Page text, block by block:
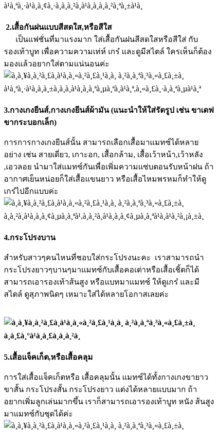
2.เสื้อกันฝนแบบสีสดใส,หรือสีใส
เป็นแฟชั่นที่มาแรงมาก ใส่เสื้อกันฝนสีสดใสหรือสีใส่ กับ
รองเท้าบูท เพื่อความความเท่ห์ เกร๋ และดูมีสไตล์ ใครเห็นก็ต้อง
มองแล้วอยากใส่ตามแน่นอนค่ะ
3.กางเกงยีนส์,กางเกงยีนส์ผ้ามัน (แนะนำให้ใส่รัดรูป เช่น ขาเดฟ
ขากระบอกเล็ก)
การการกางเกงยีนส์นั้น สามารถเลือกเสื้อมาแมทซ์ได้หลาย
อย่าง เช่น สายเดี่ยว, เกาะอก, เสื้อกล้าม, เสื้อเว้าหน้า,เว้าหลัง
,เอวลอย นำมาใส่แมทซ์กันเพื่อเพิ่มความแซ่บตอนรับหน้าฝน ถ้า
อากาศเย็นหน่อยก็ใส่เสื้อแขนยาว หรือเสื้อไหมพรหมก็ทำให้ดู
เกร๋ไปอีกแบบค่ะ
4.กระโปรงบาน
สำหรับสาวๆคนไหนที่ชอบใส่กระโปรงนะคะ เราสามารถนำ
กระโปรงยาวๆบานๆมาแมทซ์กับเสื้อคอเต่าหรือเสื้อเชิ้ตก็ได้
สามารถเอารองเท้าส้นสูง หรือแบทมาแมทซ์ ให้ดูเกร๋ และมี
สไตล์ ดูสุภาพนิดๆ เหมาะใส่ได้หลายโอกาสเลยค่ะ
5.เสื้อแจ็คเก็ต,หรือเสื้อคลุม
การใส่เสื้อแจ็คเก็ตหรือ เสื้อคลุมนั้น แมทซ์ได้ทั้งกางเกงขายาว
ขาสั้น กระโปรงสั้น กระโปรงยาว แต่งได้หลายแบบมาก ถ้า
อยากเพิ่มลูกเล่นมากขึ้น เราก็สามารถเอารองเท้าบูท หนัง ส้นสูง
มาแมทซ์กับชุดได้ค่ะ